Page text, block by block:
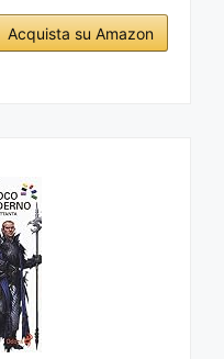
Acquista su Amazon